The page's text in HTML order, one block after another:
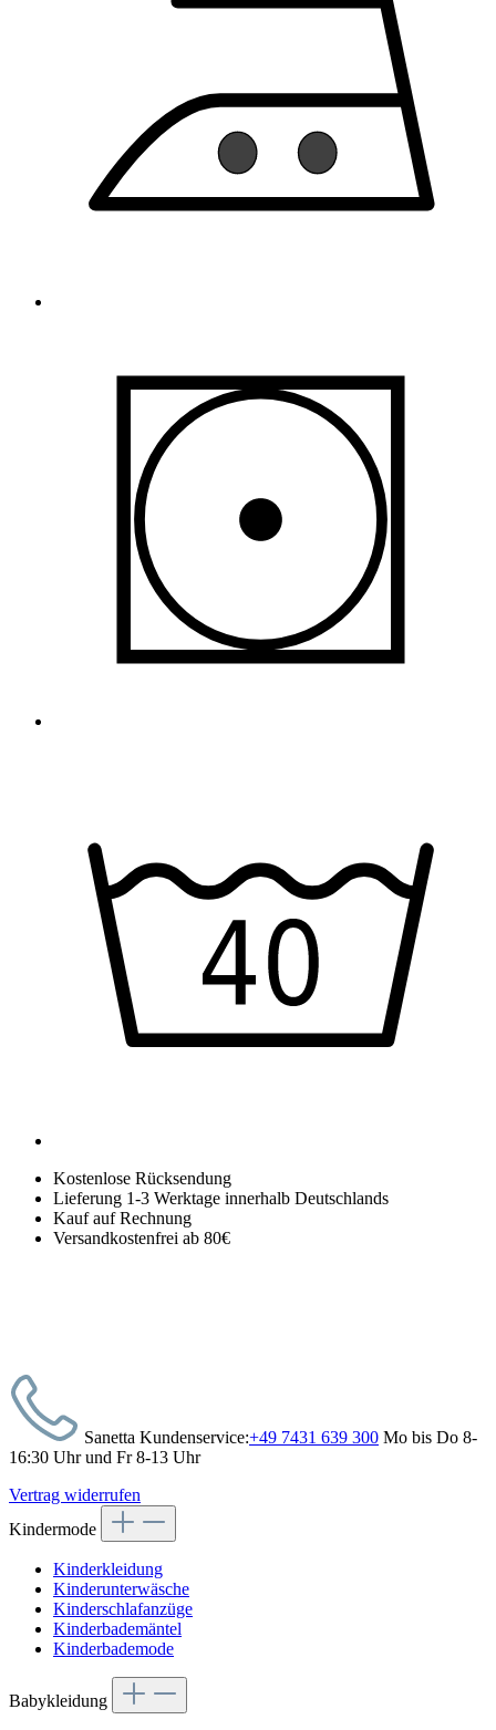
Kostenlose Rücksendung
Lieferung 1-3 Werktage innerhalb Deutschlands
Kauf auf Rechnung
Versandkostenfrei ab 80€
Sanetta Kundenservice:+49 7431 639 300 Mo bis Do 8-
16:30 Uhr und Fr 8-13 Uhr
Vertrag widerrufen
Kindermode
Kinderkleidung
Kinderunterwäsche
Kinderschlafanzüge
Kinderbademäntel
Kinderbademode
Babykleidung